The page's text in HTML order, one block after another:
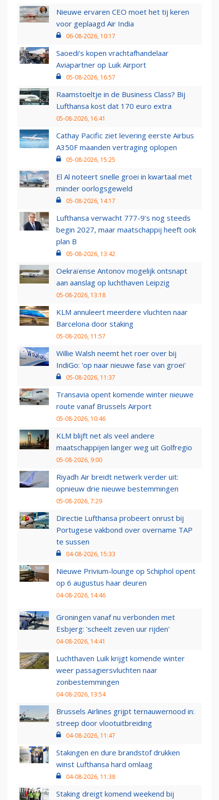
Nieuwe ervaren CEO moet het tij keren
voor geplaagd Air India
06-08-2026, 10:17
Saoedi’s kopen vrachtafhandelaar
Aviapartner op Luik Airport
05-08-2026, 16:57
Raamstoeltje in de Business Class? Bij
Lufthansa kost dat 170 euro extra
05-08-2026, 16:41
Cathay Pacific ziet levering eerste Airbus
A350F maanden vertraging oplopen
05-08-2026, 15:25
El Al noteert snelle groei in kwartaal met
minder oorlogsgeweld
05-08-2026, 14:17
Lufthansa verwacht 777-9’s nog steeds
begin 2027, maar maatschappij heeft ook
plan B
05-08-2026, 13:42
Oekraïense Antonov mogelijk ontsnapt
aan aanslag op luchthaven Leipzig
05-08-2026, 13:18
KLM annuleert meerdere vluchten naar
Barcelona door staking
05-08-2026, 11:57
Willie Walsh neemt het roer over bij
IndiGo: 'op naar nieuwe fase van groei'
05-08-2026, 11:37
Transavia opent komende winter nieuwe
route vanaf Brussels Airport
05-08-2026, 10:46
KLM blijft net als veel andere
maatschappijen langer weg uit Golfregio
05-08-2026, 9:00
Riyadh Air breidt netwerk verder uit:
opnieuw drie nieuwe bestemmingen
05-08-2026, 7:29
Directie Lufthansa probeert onrust bij
Portugese vakbond over overname TAP
te sussen
04-08-2026, 15:33
Nieuwe Privium-lounge op Schiphol opent
op 6 augustus haar deuren
04-08-2026, 14:46
Groningen vanaf nu verbonden met
Esbjerg: 'scheelt zeven uur rijden'
04-08-2026, 14:41
Luchthaven Luik krijgt komende winter
weer passagiersvluchten naar
zonbestemmingen
04-08-2026, 13:54
Brussels Airlines grijpt ternauwernood in:
streep door vlootuitbreiding
04-08-2026, 11:47
Stakingen en dure brandstof drukken
winst Lufthansa hard omlaag
04-08-2026, 11:38
Staking dreigt komend weekend bij